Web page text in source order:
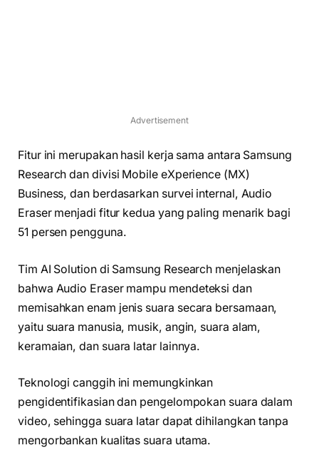
Advertisement
Fitur ini merupakan hasil kerja sama antara Samsung
Research dan divisi Mobile eXperience (MX)
Business, dan berdasarkan survei internal, Audio
Eraser menjadi fitur kedua yang paling menarik bagi
51 persen pengguna.
Tim AI Solution di Samsung Research menjelaskan
bahwa Audio Eraser mampu mendeteksi dan
memisahkan enam jenis suara secara bersamaan,
yaitu suara manusia, musik, angin, suara alam,
keramaian, dan suara latar lainnya.
Teknologi canggih ini memungkinkan
pengidentifikasian dan pengelompokan suara dalam
video, sehingga suara latar dapat dihilangkan tanpa
mengorbankan kualitas suara utama.